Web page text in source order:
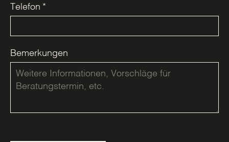
Telefon *
Bemerkungen